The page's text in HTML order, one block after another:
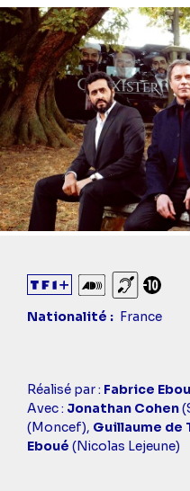
Sourds
Nationalité
France
Casting
simba
Réalisé par : Fabrice
Avec : Jonathan Cohen
(Moncef), Guillaume de
Eboué (Nicolas Lejeune)